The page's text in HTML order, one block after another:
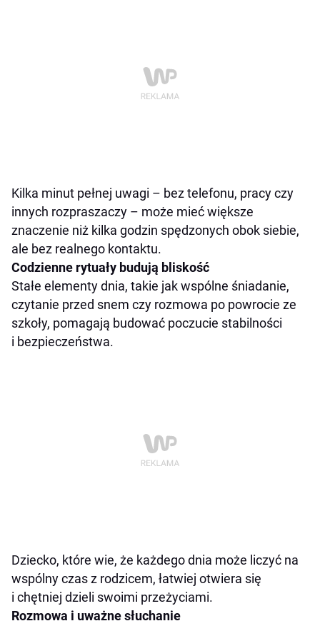
Kilka minut pełnej uwagi – bez telefonu, pracy czy
innych rozpraszaczy – może mieć większe
znaczenie niż kilka godzin spędzonych obok siebie,
ale bez realnego kontaktu.
Codzienne rytuały budują bliskość
Stałe elementy dnia, takie jak wspólne śniadanie,
czytanie przed snem czy rozmowa po powrocie ze
szkoły, pomagają budować poczucie stabilności
i bezpieczeństwa.
Dziecko, które wie, że każdego dnia może liczyć na
wspólny czas z rodzicem, łatwiej otwiera się
i chętniej dzieli swoimi przeżyciami.
Rozmowa i uważne słuchanie